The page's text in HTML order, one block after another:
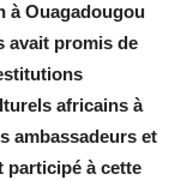
à Ouagadougou
avait promis de
africains à
ambassadeurs et
participé à cette